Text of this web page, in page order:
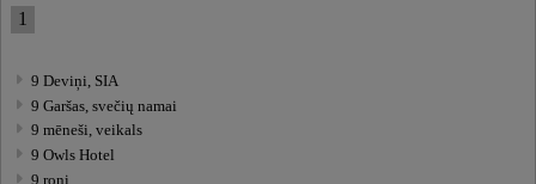
1
9 Deviņi, SIA
9 Garšas, svečių namai
9 mēneši, veikals
9 Owls Hotel
9 roņi